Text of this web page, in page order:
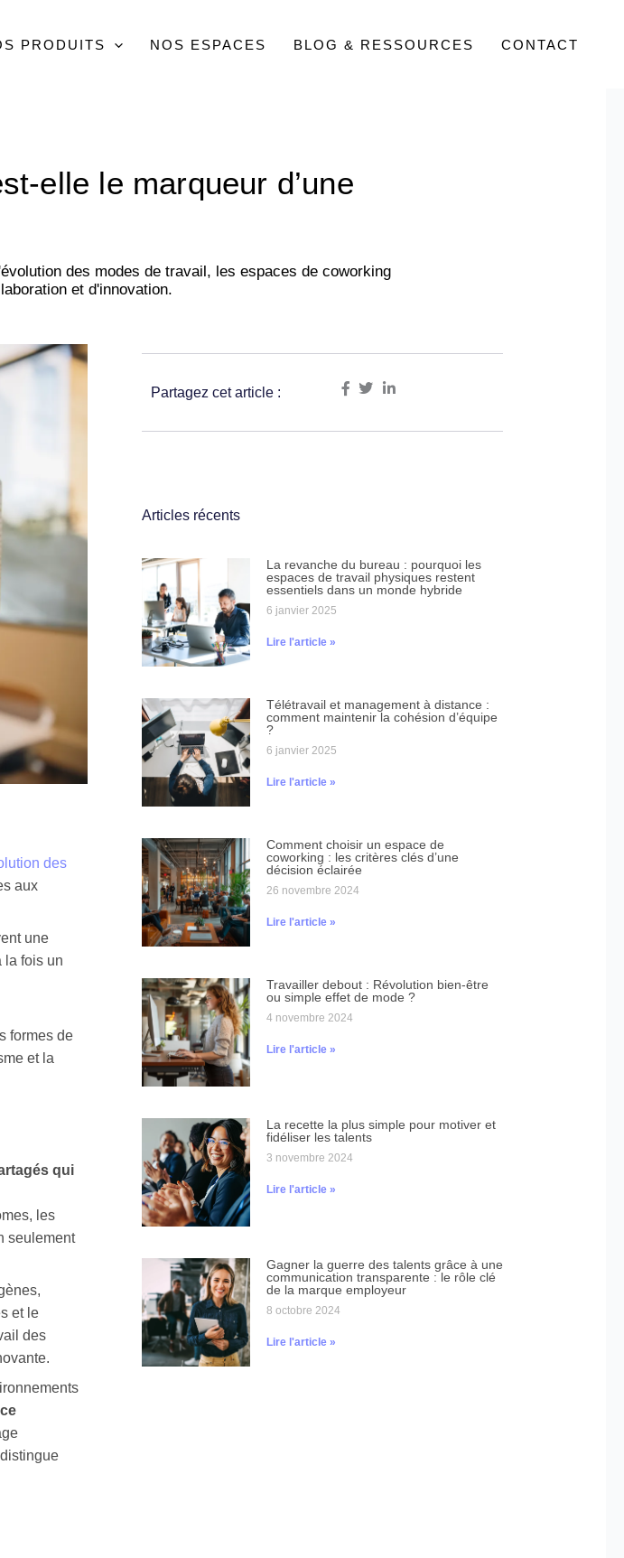
PRODUITS NOS ESPACES BLOG & RESSOURCES CONTACT
elle le marqueur d’une
des modes de travail, les espaces de coworking
et d'innovation.
des
aux
une
la fois un
formes de
et la
qui
les
seulement
et le
des
Partagez cet article :
Articles récents
La revanche du bureau : pourquoi les
espaces de travail physiques restent
essentiels dans un monde hybride
6 janvier 2025
Lire l'article »
Télétravail et management à distance :
comment maintenir la cohésion d’équipe
?
6 janvier 2025
Lire l'article »
Comment choisir un espace de
coworking : les critères clés d’une
décision éclairée
26 novembre 2024
Lire l'article »
Travailler debout : Révolution bien-être
ou simple effet de mode ?
4 novembre 2024
Lire l'article »
La recette la plus simple pour motiver et
fidéliser les talents
3 novembre 2024
Lire l'article »
Gagner la guerre des talents grâce à une
communication transparente : le rôle clé
de la marque employeur
8 octobre 2024
Lire l'article »